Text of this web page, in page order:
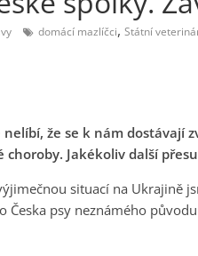
domácí mazlíčci, Státní
že se k nám dostávají
choroby. Jakékoliv další
situací na Ukrajině
Česka psy neznámého